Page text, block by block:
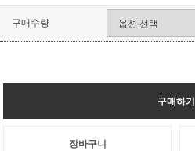
구매수량
구매하기
장바구니